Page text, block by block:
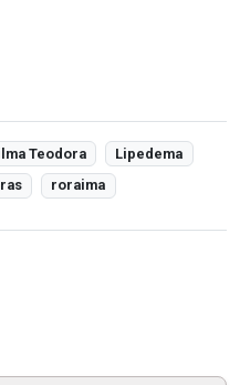
Teodora
Lipedema
roraima